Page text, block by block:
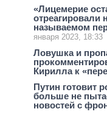
«Лицемерие
отреагировали
называемом
января 2023, 18:33
Ловушка и
Кирилла к
Путин готовит
больше не
новостей с